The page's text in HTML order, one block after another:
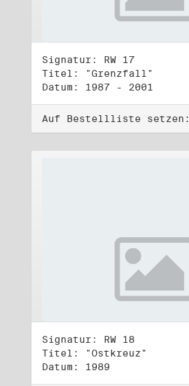
Signatur: RW 17
Titel: "Grenzfall"
Datum: 1987 - 2001
Auf Bestellliste setzen:
Signatur: RW 18
Titel: "Ostkreuz"
Datum: 1989